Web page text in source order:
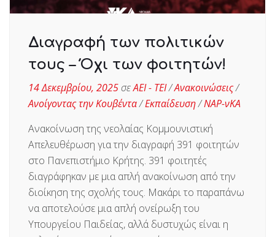
Διαγραφή των πολιτικών
τους – Όχι των φοιτητών!
14 Δεκεμβρίου, 2025σεΑΕΙ - ΤΕΙ/Ανακοινώσεις/
Ανοίγοντας την Κουβέντα/Εκπαίδευση/ΝΑΡ-νΚΑ
Ανακοίνωση της νεολαίας Κομμουνιστική
Απελευθέρωση για την διαγραφή 391 φοιτητών
στο Πανεπιστήμιο Κρήτης. 391 φοιτητές
διαγράφηκαν με μια απλή ανακοίνωση από την
διοίκηση της σχολής τους. Μακάρι το παραπάνω
να αποτελούσε μια απλή ονείρωξη του
Υπουργείου Παιδείας, αλλά δυστυχώς είναι η